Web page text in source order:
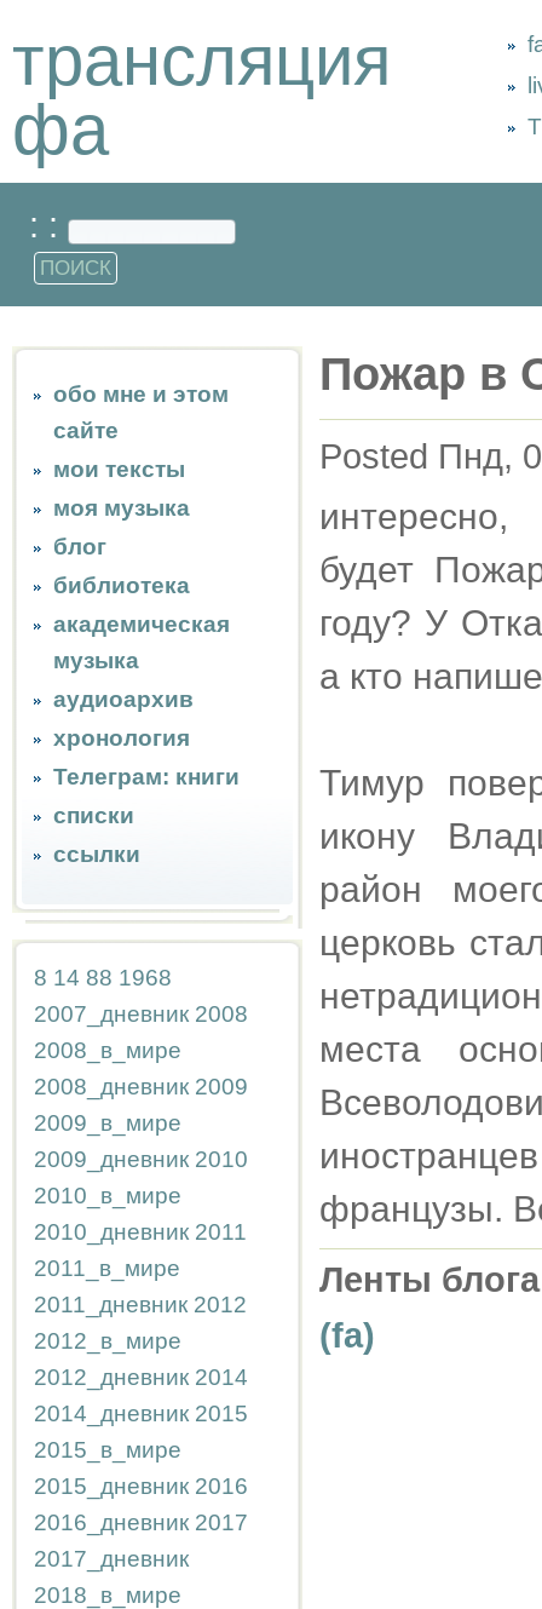
трансляция
фа
: :
обо мне и этом
сайте
мои тексты
моя музыка
блог
библиотека
академическая
музыка
аудиоархив
хронология
Телеграм: книги
списки
ссылки
8 14 88 1968
2007_дневник 2008
2008_в_мире
2008_дневник 2009
2009_в_мире
2009_дневник 2010
2010_в_мире
2010_дневник 2011
2011_в_мире
2011_дневник 2012
2012_в_мире
2012_дневник 2014
2014_дневник 2015
2015_в_мире
2015_дневник 2016
2016_дневник 2017
2017_дневник
2018_в_мире
Пожар в
Posted Пнд,
будет
году? У
а кто
Тимур
икону
район
церковь
места
французы.
Ленты
(fa)